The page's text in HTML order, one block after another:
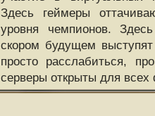
Здесь геймеры
уровня чемпионов.
скором будущем
просто расслабиться,
серверы открыты для всех